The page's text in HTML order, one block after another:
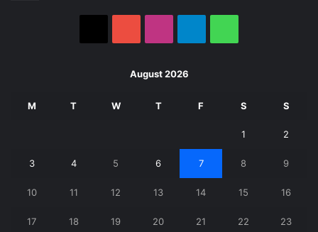
August 2026
M T W T F S S
1 2
3 4 5 6 7 8 9
10 11 12 13 14 15 16
17 18 19 20 21 22 23